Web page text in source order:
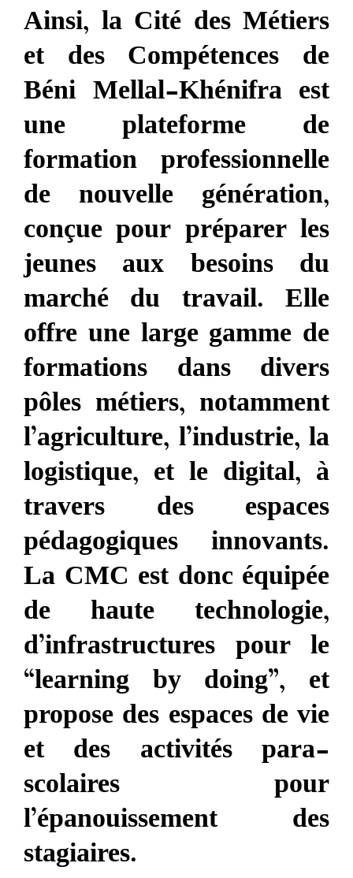
Ainsi, la Cité des Métiers
et des Compétences de
Béni Mellal-Khénifra est
une plateforme de
formation professionnelle
de nouvelle génération,
conçue pour préparer les
jeunes aux besoins du
marché du travail. Elle
offre une large gamme de
formations dans divers
pôles métiers, notamment
l’agriculture, l’industrie, la
logistique, et le digital, à
travers des espaces
pédagogiques innovants.
La CMC est donc équipée
de haute technologie,
d’infrastructures pour le
“learning by doing”, et
propose des espaces de vie
et des activités para-
scolaires pour
l’épanouissement des
stagiaires.